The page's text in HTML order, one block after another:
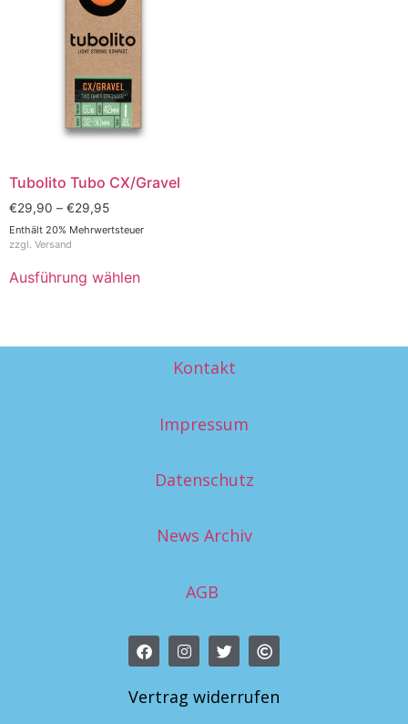
Tubolito Tubo CX/Gravel
€29,90 – €29,95
Enthält 20% Mehrwertsteuer
zzgl. Versand
Ausführung wählen
Kontakt
Impressum
Datenschutz
News Archiv
AGB
Vertrag widerrufen